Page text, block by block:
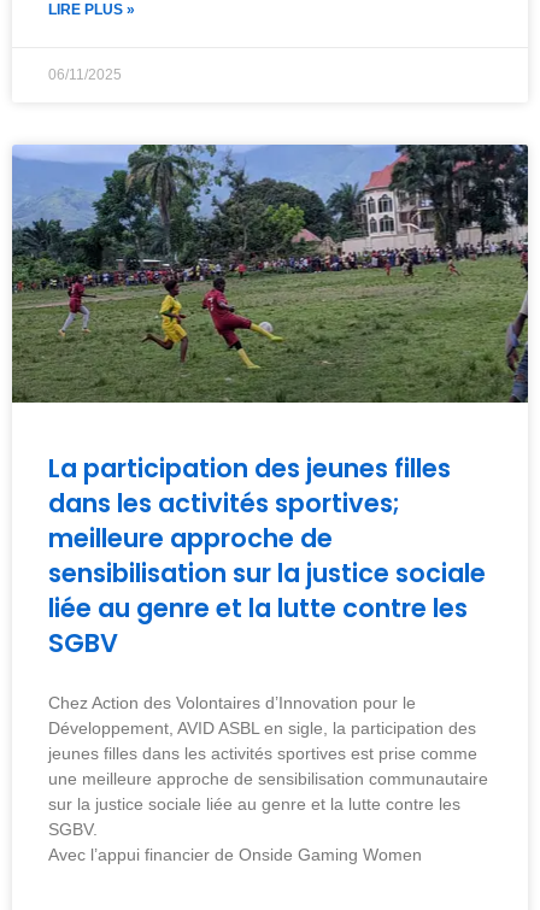
LIRE PLUS »
06/11/2025
La participation des jeunes filles
dans les activités sportives;
meilleure approche de
sensibilisation sur la justice sociale
liée au genre et la lutte contre les
SGBV
Chez Action des Volontaires d’Innovation pour le
Développement, AVID ASBL en sigle, la participation des
jeunes filles dans les activités sportives est prise comme
une meilleure approche de sensibilisation communautaire
sur la justice sociale liée au genre et la lutte contre les
SGBV.
Avec l’appui financier de Onside Gaming Women